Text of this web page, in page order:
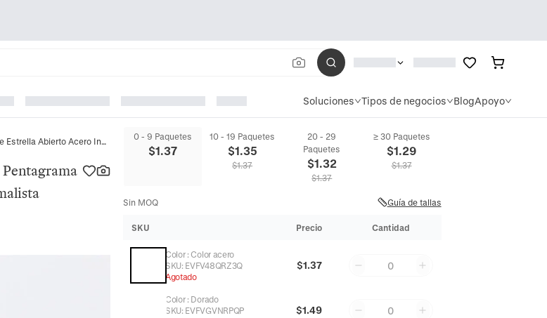
Soluciones Tipos de negocios BlogApoyo
Anillo De Estrella Abierto Acero Inoxidable 304 Pentagrama Hueco Joyería Ajustable De Dedo Vintage Minimalista Mujeres 0 - 9 Paquetes
$1.37
10 - 19 Paquetes
$1.35
$1.37
20 - 29
Paquetes
$1.32
$1.37
≥ 30 Paquetes
$1.29
$1.37
Sin MOQ Guía de tallas
SKU Precio Cantidad
Color: Color acero
SKU: EVFV48QRZ3Q
Agotado
$1.37 0
Color: Dorado
SKU: EVFVGVNRPQP
$1.49 0